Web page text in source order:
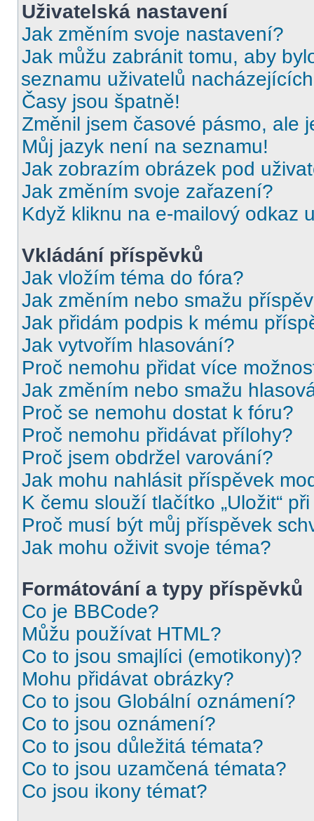
Uživatelská nastavení
Jak změním svoje nastavení?
Jak můžu zabránit tomu, aby
seznamu uživatelů
Časy jsou špatně!
Změnil jsem časové pásmo, ale
Můj jazyk není na seznamu!
Jak zobrazím obrázek pod
Jak změním svoje zařazení?
Když kliknu na e-mailový odkaz
Vkládání příspěvků
Jak vložím téma do fóra?
Jak změním nebo smažu
Jak přidám podpis k mému
Jak vytvořím hlasování?
Proč nemohu přidat více
Jak změním nebo smažu
Proč se nemohu dostat k fóru?
Proč nemohu přidávat přílohy?
Proč jsem obdržel varování?
Jak mohu nahlásit příspěvek
K čemu slouží tlačítko „Uložit“
Proč musí být můj příspěvek
Jak mohu oživit svoje téma?
Formátování a typy příspěvků
Co je BBCode?
Můžu používat HTML?
Co to jsou smajlíci (emotikony)?
Mohu přidávat obrázky?
Co to jsou Globální oznámení?
Co to jsou oznámení?
Co to jsou důležitá témata?
Co to jsou uzamčená témata?
Co jsou ikony témat?